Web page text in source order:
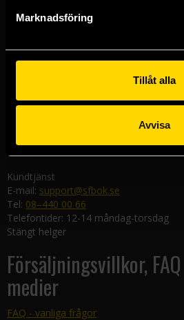
Marknadsföring
Tillåt alla
Avvisa
Göteborgsbutiken
Kungsgatan 19
Malmöbutiken
582 19 Linköping
Kundtjänst
E-mail: support@sfbok.se
Tel: 08–440 00 66
Telefontider: 12-14 måndag-torsdag
Stängt helger
Försäljningsvillkor,
medier
FAQ - vanliga frågor